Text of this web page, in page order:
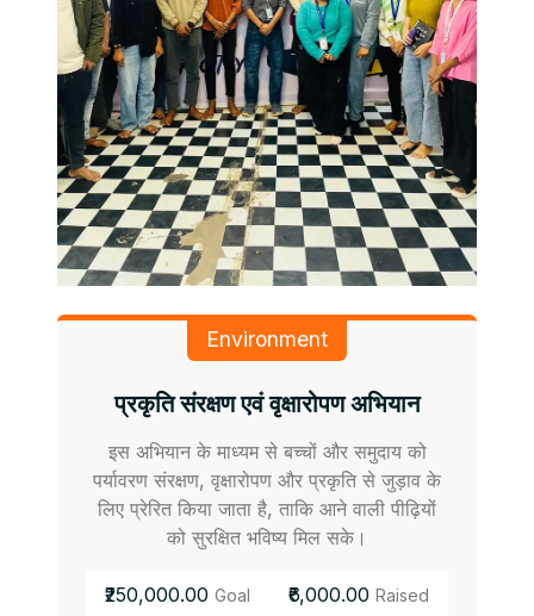
Environment
प्रकृति संरक्षण एवं वृक्षारोपण अभियान
इस अभियान के माध्यम से बच्चों और समुदाय को
पर्यावरण संरक्षण, वृक्षारोपण और प्रकृति से जुड़ाव के
लिए प्रेरित किया जाता है, ताकि आने वाली पीढ़ियों
को सुरक्षित भविष्य मिल सके।
₹250,000.00 Goal ₹6,000.00 Raised